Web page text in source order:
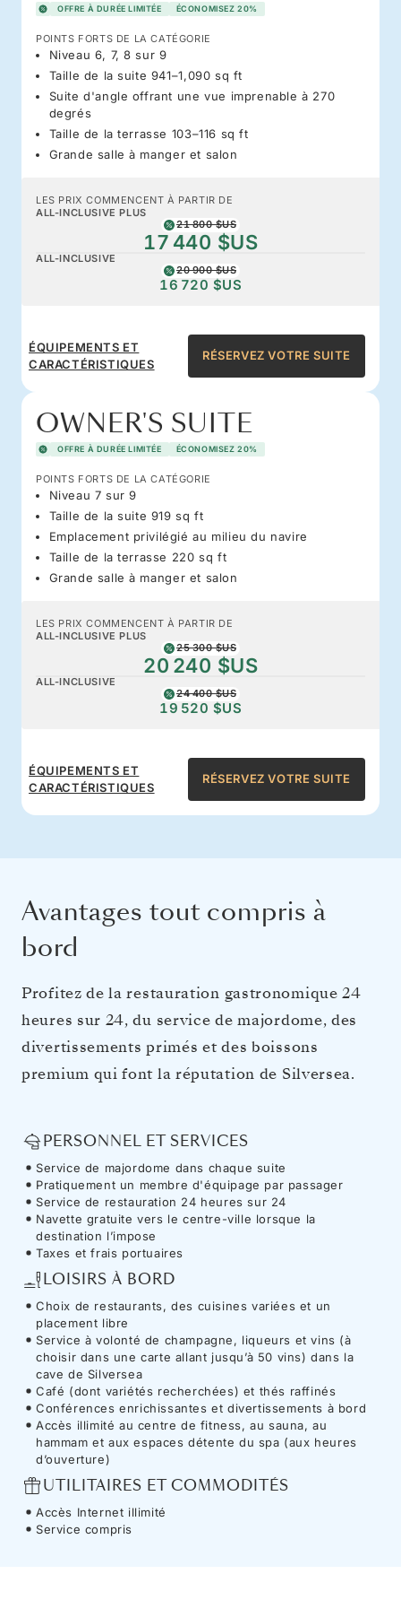
OFFRE À DURÉE LIMITÉE ÉCONOMISEZ 20%
POINTS FORTS DE LA CATÉGORIE
Niveau 6, 7, 8 sur 9
Taille de la suite 941–1,090 sq ft
Suite d'angle offrant une vue imprenable à 270
degrés
Taille de la terrasse 103–116 sq ft
Grande salle à manger et salon
LES PRIX COMMENCENT À PARTIR DE
ALL-INCLUSIVE PLUS
21 800 $US
17 440 $US
ALL-INCLUSIVE
20 900 $US
16 720 $US
ÉQUIPEMENTS ET
CARACTÉRISTIQUES
RÉSERVEZ VOTRE SUITE
OWNER'S SUITE
OFFRE À DURÉE LIMITÉE ÉCONOMISEZ 20%
POINTS FORTS DE LA CATÉGORIE
Niveau 7 sur 9
Taille de la suite 919 sq ft
Emplacement privilégié au milieu du navire
Taille de la terrasse 220 sq ft
Grande salle à manger et salon
LES PRIX COMMENCENT À PARTIR DE
ALL-INCLUSIVE PLUS
25 300 $US
20 240 $US
ALL-INCLUSIVE
24 400 $US
19 520 $US
ÉQUIPEMENTS ET
CARACTÉRISTIQUES
RÉSERVEZ VOTRE SUITE
Avantages tout compris à
bord
Profitez de la restauration gastronomique 24
heures sur 24, du service de majordome, des
divertissements primés et des boissons
premium qui font la réputation de Silversea.
PERSONNEL ET SERVICES
Service de majordome dans chaque suite
Pratiquement un membre d'équipage par passager
Service de restauration 24 heures sur 24
Navette gratuite vers le centre-ville lorsque la
destination l’impose
Taxes et frais portuaires
LOISIRS À BORD
Choix de restaurants, des cuisines variées et un
placement libre
Service à volonté de champagne, liqueurs et vins (à
choisir dans une carte allant jusqu’à 50 vins) dans la
cave de Silversea
Café (dont variétés recherchées) et thés raffinés
Conférences enrichissantes et divertissements à bord
Accès illimité au centre de fitness, au sauna, au
hammam et aux espaces détente du spa (aux heures
d’ouverture)
UTILITAIRES ET COMMODITÉS
Accès Internet illimité
Service compris